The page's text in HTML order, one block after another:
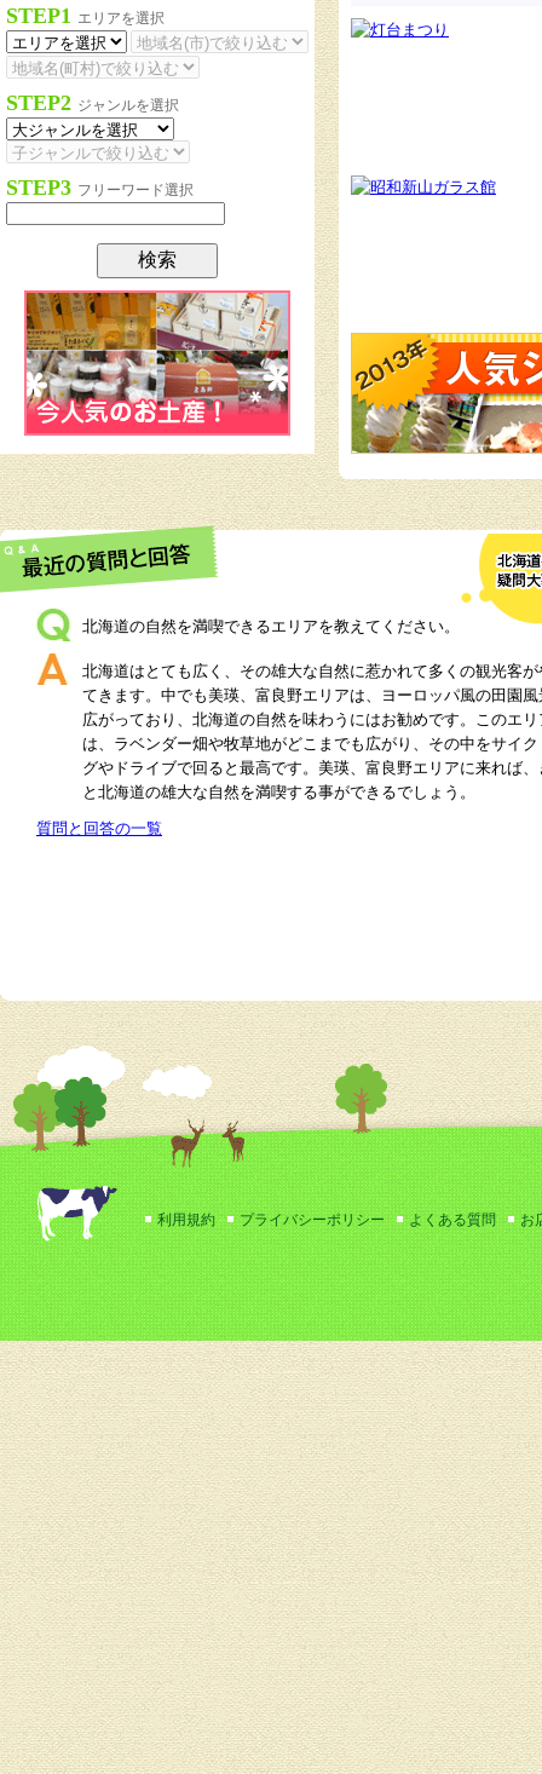
STEP1 エリアを選択
STEP2 ジャンルを選択
STEP3 フリーワード選択
北海道の自然を満喫できるエリアを教えてください。
北海道はとても広く、その雄大な自然に惹かれて多くの観光客が
てきます。中でも美瑛、富良野エリアは、ヨーロッパ風の田園風
広がっており、北海道の自然を味わうにはお勧めです。このエリ
は、ラベンダー畑や牧草地がどこまでも広がり、その中をサイク
グやドライブで回ると最高です。美瑛、富良野エリアに来れば、
と北海道の雄大な自然を満喫する事ができるでしょう。
質問と回答の一覧
利用規約 プライバシーポリシー よくある質問 お